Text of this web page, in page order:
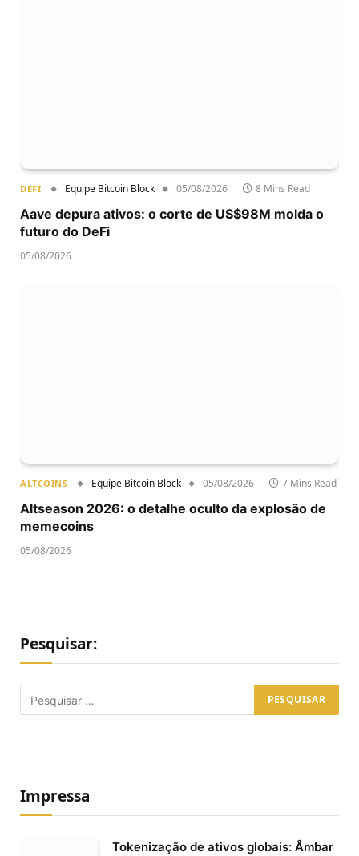
DEFI Equipe Bitcoin Block 05/08/2026 8 Mins Read
Aave depura ativos: o corte de US$98M molda o
futuro do DeFi
05/08/2026
ALTCOINS Equipe Bitcoin Block 05/08/2026 7 Mins Read
Altseason 2026: o detalhe oculto da explosão de
memecoins
05/08/2026
Pesquisar:
Impressa
Tokenização de ativos globais: Âmbar